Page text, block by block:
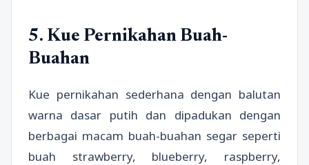
5. Kue Pernikahan Buah-
Buahan
Kue pernikahan sederhana dengan balutan
warna dasar putih dan dipadukan dengan
berbagai macam buah-buahan segar seperti
buah strawberry, blueberry, raspberry,